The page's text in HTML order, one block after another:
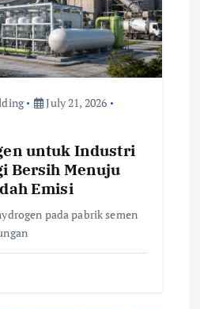
July 21, 2026
untuk Industri
Bersih Menuju
Emisi
pada pabrik semen